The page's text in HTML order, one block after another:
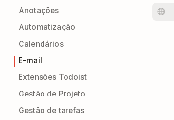
Anotações
Automatização
Calendários
E-mail
Extensões Todoist
Gestão de Projeto
Gestão de tarefas